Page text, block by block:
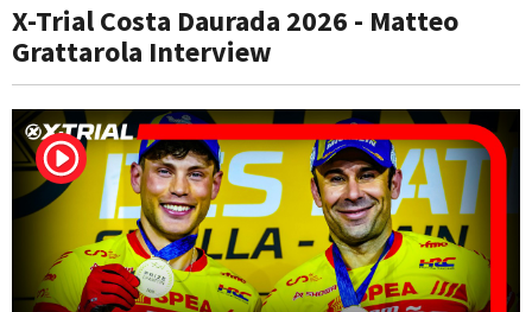
X-Trial Costa Daurada 2026 - Matteo
Grattarola Interview